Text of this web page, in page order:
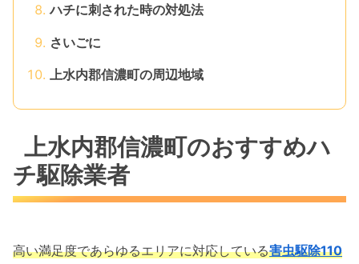
ハチに刺された時の対処法
さいごに
上水内郡信濃町の周辺地域
上水内郡信濃町のおすすめハ
チ駆除業者
高い満足度であらゆるエリアに対応している害虫駆除110